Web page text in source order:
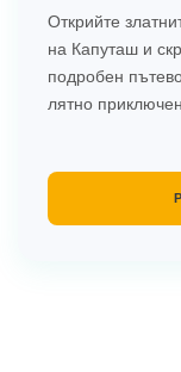
Открийте
на Капуташ и
подробен
лятно